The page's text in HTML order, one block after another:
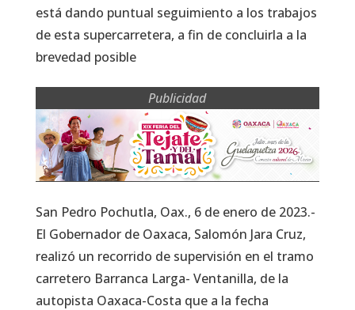
está dando puntual seguimiento a los trabajos
de esta supercarretera, a fin de concluirla a la
brevedad posible
Publicidad
San Pedro Pochutla, Oax., 6 de enero de 2023.-
El Gobernador de Oaxaca, Salomón Jara Cruz,
realizó un recorrido de supervisión en el tramo
carretero Barranca Larga- Ventanilla, de la
autopista Oaxaca-Costa que a la fecha